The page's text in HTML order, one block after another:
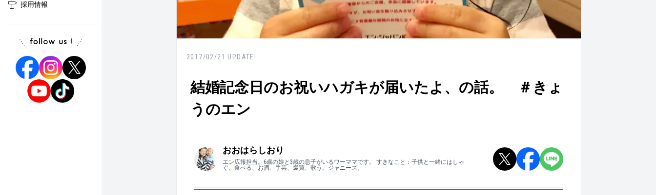
採用情報
2017/02/21 UPDATE!
結婚記念日のお祝いハガキが届いたよ、の話。 ＃きょ
うのエン
おおはらしおり
エン広報担当。6歳の娘と3歳の息子がいるワーママです。 すきなこと：子供と一緒にはしゃ
ぐ、食べる、お酒、手芸、爆買、歌う、ジャニーズ。